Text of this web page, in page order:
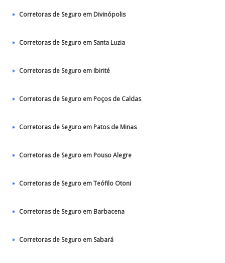
Corretoras de Seguro em Divinópolis
Corretoras de Seguro em Santa Luzia
Corretoras de Seguro em Ibirité
Corretoras de Seguro em Poços de Caldas
Corretoras de Seguro em Patos de Minas
Corretoras de Seguro em Pouso Alegre
Corretoras de Seguro em Teófilo Otoni
Corretoras de Seguro em Barbacena
Corretoras de Seguro em Sabará